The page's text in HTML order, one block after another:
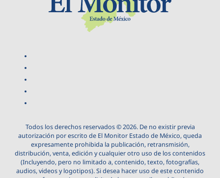
Todos los derechos reservados © 2026. De no existir previa
autorización por escrito de El Monitor Estado de México, queda
expresamente prohibida la publicación, retransmisión,
distribución, venta, edición y cualquier otro uso de los contenidos
(Incluyendo, pero no limitado a, contenido, texto, fotografías,
audios, videos y logotipos). Si desea hacer uso de este contenido